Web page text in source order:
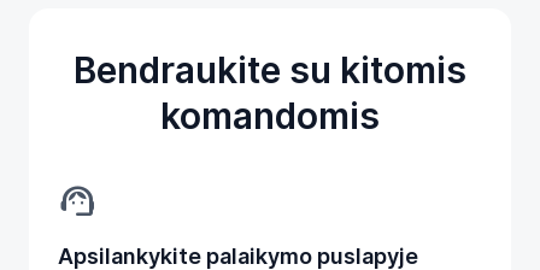
Bendraukite su kitomis
komandomis
support_agent
Apsilankykite palaikymo puslapyje